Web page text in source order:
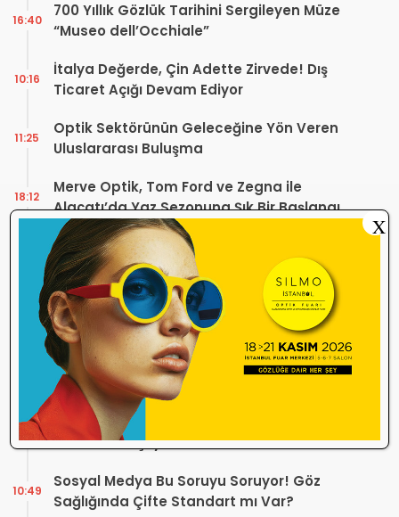
700 Yıllık Gözlük Tarihini Sergileyen Müze
“Museo dell’Occhiale”
16:40
İtalya Değerde, Çin Adette Zirvede! Dış
Ticaret Açığı Devam Ediyor
10:16
Optik Sektörünün Geleceğine Yön Veren
Uluslararası Buluşma
11:25
Merve Optik, Tom Ford ve Zegna ile
Alaçatı’da Yaz Sezonuna Şık Bir Başlangıç ​​
Yaptı
18:12
Optik Mağazalarındaki Hizmet Kalitesi
Mercek Altında! Görüşünüz Sektörün
Geleceğini Şekillendirebilir
Yönetmelik Tartışmalarına TOGB’dan
Açıklama! Yeni Hüküm Yok, Teknik
Düzenleme Var
13:32
Danıştay’dan TOGB’ye İki Kritik Karar!
Atilla Karip’in Açtığı Davalarda Yürütmeyi
Durdurma Kararı
Bir günde 150 bin kişi okudu! Optik sektörü
neden konuşuyor?
13:16
Sosyal Medya Bu Soruyu Soruyor! Göz
Sağlığında Çifte Standart mı Var?
10:49
X